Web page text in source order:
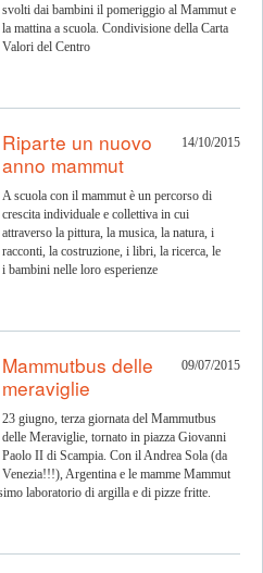
svolti dai bambini il pomeriggio al Mammut e
la mattina a scuola. Condivisione della Carta
Valori del Centro
14/10/2015
Riparte un nuovo
anno mammut
A scuola con il mammut è un percorso di
crescita individuale e collettiva in cui
attraverso la pittura, la musica, la natura, i
racconti, la costruzione, i libri, la ricerca, le
bambini nelle loro esperienze
09/07/2015
Mammutbus delle
meraviglie
23 giugno, terza giornata del Mammutbus
delle Meraviglie, tornato in piazza Giovanni
Paolo II di Scampia. Con il Andrea Sola (da
Venezia!!!), Argentina e le mamme Mammut
laboratorio di argilla e di pizze fritte.